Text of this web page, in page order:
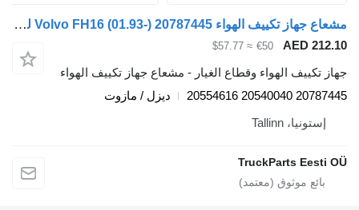
مشعاع جهاز تكييف الهواء Volvo FH16 (01.93-) 20787445 لـ السيارات القاطرة Volvo FH12, FH16, NH12, FH, VNL780 (1993-2014)
AED
€50
≈ $57.77
تكييف الهواء وقطاع الغيار - مشعاع جهاز تكييف الهواء
20787445 20540040
ديزل / مازوت
إستونيا، Tallinn
TruckParts Eesti